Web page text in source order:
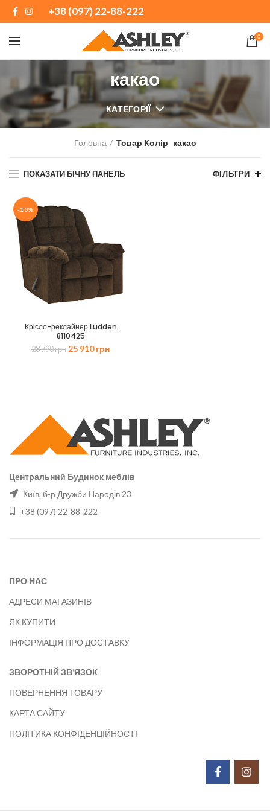
+38 (097) 22-88-222
0
какао
КАТЕГОРІЇ
Головна Товар Колір какао
ПОКАЗАТИ БІЧНУ ПАНЕЛЬ ФІЛЬТРИ
-10%
Крiсло-реклайнер Ludden
8110425
28 790грн Оригінальна
25 910грнПоточна
Центральний Будинок меблів
Київ, б-р Дружби Народів 23
+38 (097) 22-88-222
ПРО НАС
АДРЕСИ МАГАЗИНІВ
ЯК КУПИТИ
ІНФОРМАЦІЯ ПРО ДОСТАВКУ
ЗВОРОТНІЙ ЗВ’ЯЗОК
ПОВЕРНЕННЯ ТОВАРУ
КАРТА САЙТУ
ПОЛІТИКА КОНФІДЕНЦІЙНОСТІ